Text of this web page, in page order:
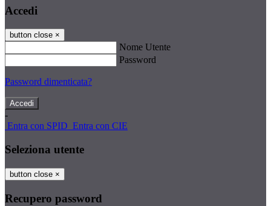
Accedi
button close ×
Nome Utente
Password
Password dimenticata?
-
Entra con SPID Entra con CIE
Seleziona utente
button close ×
Recupero password